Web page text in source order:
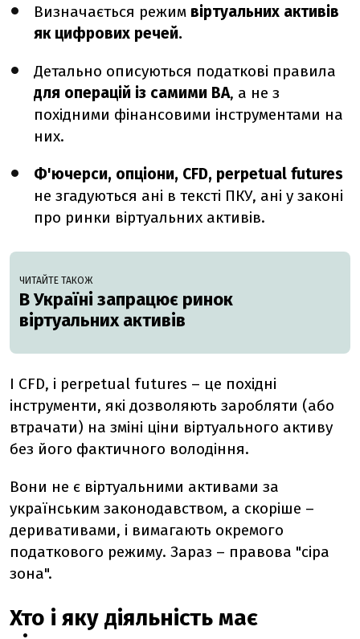
Визначається режим віртуальних активів
як цифрових речей.
Детально описуються податкові правила
для операцій із самими ВА, а не з
похідними фінансовими інструментами на
них.
Ф'ючерси, опціони, CFD, perpetual futures
не згадуються ані в тексті ПКУ, ані у законі
про ринки віртуальних активів.
ЧИТАЙТЕ ТАКОЖ
В Україні запрацює ринок
віртуальних активів
І CFD, і perpetual futures – це похідні
інструменти, які дозволяють заробляти (або
втрачати) на зміні ціни віртуального активу
без його фактичного володіння.
Вони не є віртуальними активами за
українським законодавством, а скоріше –
деривативами, і вимагають окремого
податкового режиму. Зараз – правова "сіра
зона".
Хто і яку діяльність має